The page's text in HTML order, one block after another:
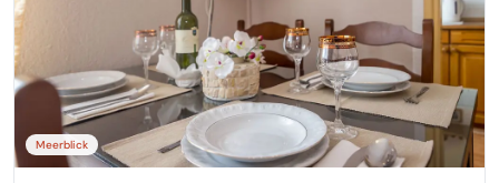
Meerblick